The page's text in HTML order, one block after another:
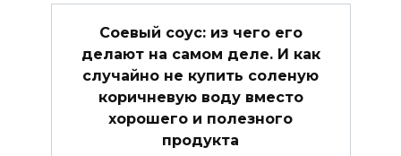
Соевый соус: из чего его
делают на самом деле. И как
случайно не купить соленую
коричневую воду вместо
хорошего и полезного
продукта